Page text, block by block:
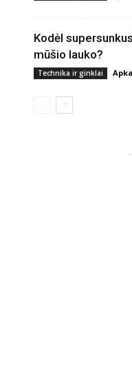
Kodėl
mūšio lauko?
Technika ir ginklai
-